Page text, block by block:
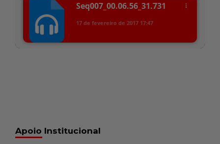
Seq007_00.06.56_31.731
17 de fevereiro de 2017 17:47
Apoio Institucional